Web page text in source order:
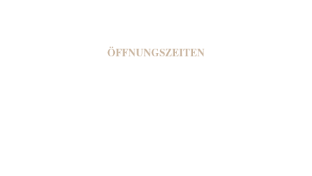
ÖFFNUNGSZEITEN